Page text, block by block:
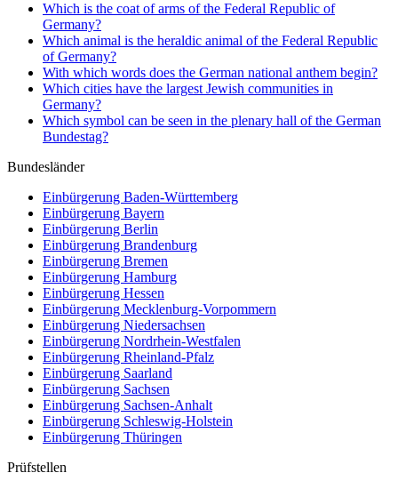
Which is the coat of arms of the Federal Republic of
Germany?
Which animal is the heraldic animal of the Federal Republic
of Germany?
With which words does the German national anthem begin?
Which cities have the largest Jewish communities in
Germany?
Which symbol can be seen in the plenary hall of the German
Bundestag?
Bundesländer
Einbürgerung Baden-Württemberg
Einbürgerung Bayern
Einbürgerung Berlin
Einbürgerung Brandenburg
Einbürgerung Bremen
Einbürgerung Hamburg
Einbürgerung Hessen
Einbürgerung Mecklenburg-Vorpommern
Einbürgerung Niedersachsen
Einbürgerung Nordrhein-Westfalen
Einbürgerung Rheinland-Pfalz
Einbürgerung Saarland
Einbürgerung Sachsen
Einbürgerung Sachsen-Anhalt
Einbürgerung Schleswig-Holstein
Einbürgerung Thüringen
Prüfstellen